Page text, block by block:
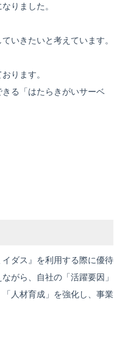
りました。
いきたいと考えています。
ります。
る「はたらきがいサーベ
ダス』を利用する際に優待
がら、自社の「活躍要因」
人材育成」を強化し、事業